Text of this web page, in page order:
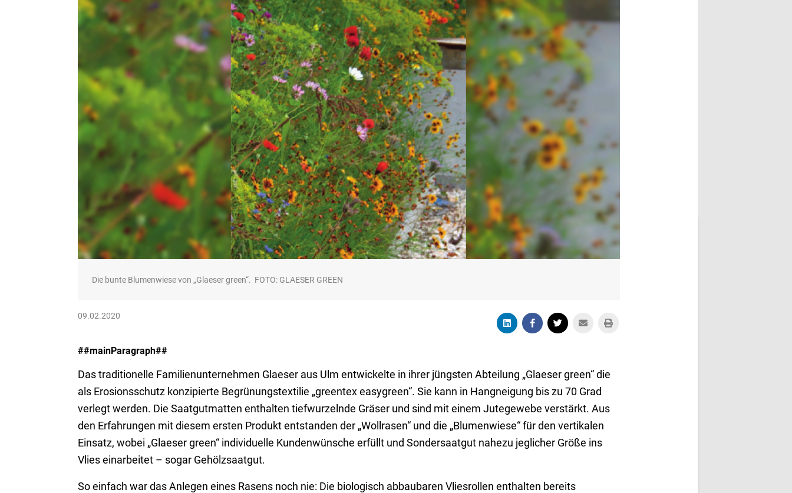
Die bunte Blumenwiese von „Glaeser green“. FOTO: GLAESER GREEN
09.02.2020
##mainParagraph##
Das traditionelle Familienunternehmen Glaeser aus Ulm entwickelte in ihrer jüngsten Abteilung „Glaeser green“ die
als Erosionsschutz konzipierte Begrünungstextilie „greentex easygreen“. Sie kann in Hangneigung bis zu 70 Grad
verlegt werden. Die Saatgutmatten enthalten tiefwurzelnde Gräser und sind mit einem Jutegewebe verstärkt. Aus
den Erfahrungen mit diesem ersten Produkt entstanden der „Wollrasen“ und die „Blumenwiese“ für den vertikalen
Einsatz, wobei „Glaeser green“ individuelle Kundenwünsche erfüllt und Sondersaatgut nahezu jeglicher Größe ins
Vlies einarbeitet – sogar Gehölzsaatgut.
So einfach war das Anlegen eines Rasens noch nie: Die biologisch abbaubaren Vliesrollen enthalten bereits